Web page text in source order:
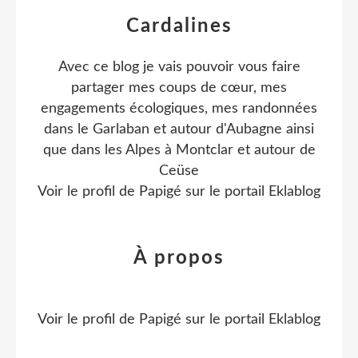
Cardalines
Avec ce blog je vais pouvoir vous faire
partager mes coups de cœur, mes
engagements écologiques, mes randonnées
dans le Garlaban et autour d'Aubagne ainsi
que dans les Alpes à Montclar et autour de
Ceüse
Voir le profil de Papigé sur le portail Eklablog
À propos
Voir le profil de Papigé sur le portail Eklablog